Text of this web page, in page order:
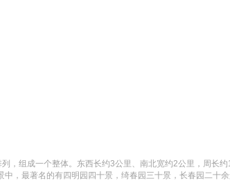
，组成一个整体。东西长约3公里、南北宽约2公里，周
，最著名的有四明园四十景，绮春园三十景，长春园二十余